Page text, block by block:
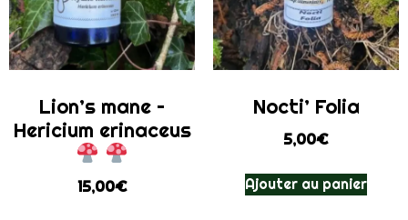
Lion’s mane –
Hericium erinaceus
15,00€
Nocti’ Folia
5,00€
Ajouter au panier